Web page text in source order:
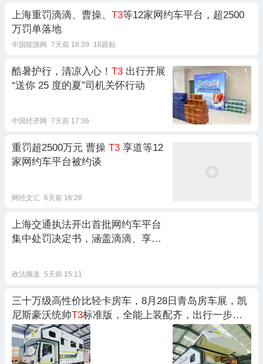
上海重罚滴滴、曹操、 T3等12家网约车平台，超2500
万罚单落地
中国能源网 7天前 18:39 16跟贴
酷暑护行，清凉入心！ T3 出行开展
“送你 25 度的夏”司机关怀行动
中国经济网 7天前 17:36
重罚超2500万元 曹操 T3 享道等12
家网约车平台被约谈
网经文汇 6天前 16:28
上海交通执法开出首批网约车平台
集中处罚决定书，涵盖滴滴、享
政法频道 5天前 15:11
三十万级高性价比轻卡房车，8月28日青岛房车展，凯
尼斯豪沃统帅T3标准版，全能上装配齐，出行一步到
位